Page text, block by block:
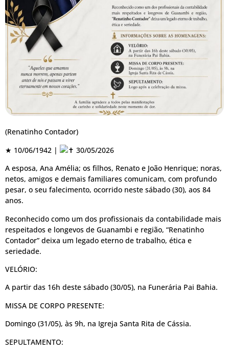
(Renatinho Contador)
★ 10/06/1942 |
30/05/2026
A esposa, Ana Amélia; os filhos, Renato e João Henrique; noras,
netos, amigos e demais familiares comunicam, com profundo
pesar, o seu falecimento, ocorrido neste sábado (30), aos 84
anos.
Reconhecido como um dos profissionais da contabilidade mais
respeitados e longevos de Guanambi e região, “Renatinho
Contador” deixa um legado eterno de trabalho, ética e
seriedade.
VELÓRIO:
A partir das 16h deste sábado (30/05), na Funerária Pai Bahia.
MISSA DE CORPO PRESENTE:
Domingo (31/05), às 9h, na Igreja Santa Rita de Cássia.
SEPULTAMENTO: